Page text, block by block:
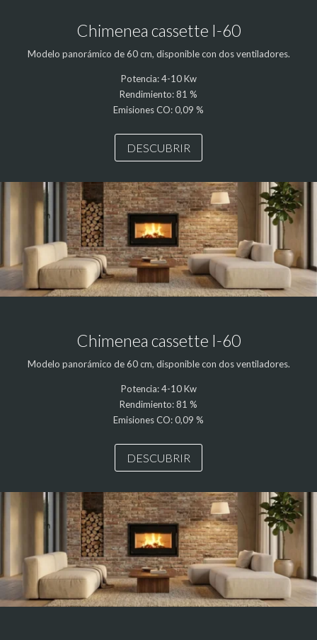
Chimenea cassette I-60
Modelo panorámico de 60 cm, disponible con dos ventiladores.
Potencia: 4-10 Kw
Rendimiento: 81 %
Emisiones CO: 0,09 %
DESCUBRIR
Chimenea cassette I-60
Modelo panorámico de 60 cm, disponible con dos ventiladores.
Potencia: 4-10 Kw
Rendimiento: 81 %
Emisiones CO: 0,09 %
DESCUBRIR